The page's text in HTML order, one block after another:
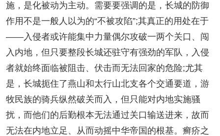
施，是化被动为主动。需要要强调的是，长城的防御
作用不是一般人以为的“不被攻陷”;其真正的用处在于
——入侵者或许能集中力量偶尔攻破一两个关口、闯
入内地，但只要整段长城还驻守有强劲的军队，入侵
者就始终面临被阻击、伏击而无法回家的危险;尤其
是，长城扼住了燕山和太行山北支各个交通要道，游
牧民族的骑兵纵然破关而入，但只能对内地实施骚
扰，而他们的后勤根本无法通过关口输送进来，故而
无法在内地立足、从而动摇中华帝国的根基。癣疥之